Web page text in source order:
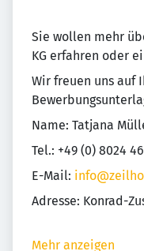
Sie wollen mehr
KG erfahren oder
Wir freuen uns auf
Name: Tatjana
Tel.: +49 (0) 8024
E-Mail:
Adresse: Konrad-
Mehr anzeigen